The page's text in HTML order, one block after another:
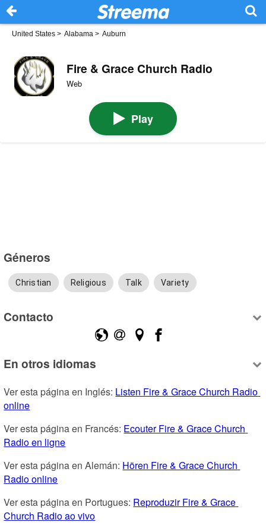
United States > Alabama > Auburn
Fire & Grace Church Radio
Web
Play
Géneros
Christian Religious Talk Variety
Contacto
En otros idiomas
Ver esta página en Inglés: Listen Fire & Grace Church Radio
online
Ver esta página en Francés: Ecouter Fire & Grace Church
Radio en ligne
Ver esta página en Alemán: Hören Fire & Grace Church
Radio online
Ver esta página en Portugues: Reproduzir Fire & Grace
Church Radio ao vivo